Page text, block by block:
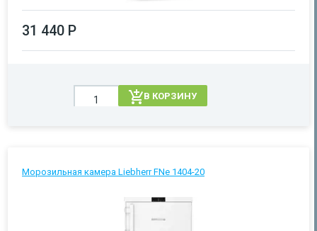
31 440 Р
В КОРЗИНУ
Морозильная камера Liebherr FNe 1404-20